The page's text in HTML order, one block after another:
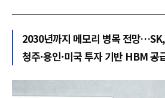
2030년까지 메모리 병목 전망
청주·용인·미국 투자 기반 HBM 공